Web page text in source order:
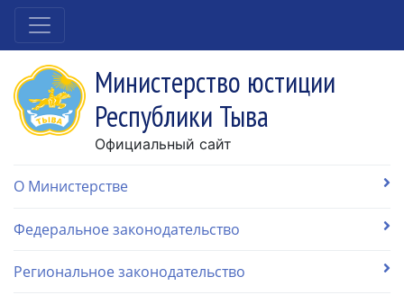
Министерство юстиции
Республики Тыва
Официальный сайт
О Министерстве
Федеральное законодательство
Региональное законодательство